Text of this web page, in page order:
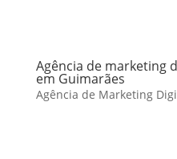
Agência de marketing
em Guimarães
Agência de Marketing